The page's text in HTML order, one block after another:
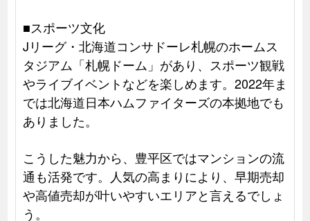
■スポーツ文化
Jリーグ・北海道コンサドーレ札幌のホームス
タジアム「札幌ドーム」があり、スポーツ観戦
やライブイベントなどを楽しめます。2022年ま
では北海道日本ハムファイターズの本拠地でも
ありました。
こうした魅力から、豊平区ではマンションの流
通も活発です。人気の高まりにより、早期売却
や高値売却が叶いやすいエリアと言えるでしょ
う。